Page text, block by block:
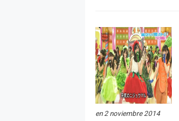
en 2 noviembre 2014